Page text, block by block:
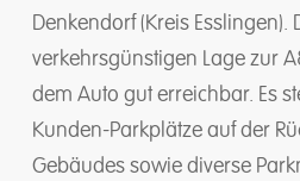
Denkendorf (Kreis Esslingen).
verkehrsgünstigen Lage zur
dem Auto gut erreichbar. Es
Kunden-Parkplätze auf der
Gebäudes sowie diverse